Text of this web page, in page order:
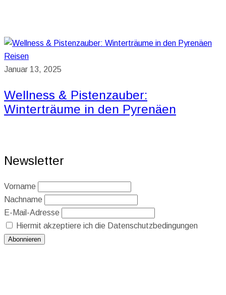
Reisen
Januar 13, 2025
Wellness & Pistenzauber:
Winterträume in den Pyrenäen
Newsletter
Vorname
Nachname
E-Mail-Adresse
Hiermit akzeptiere ich die Datenschutzbedingungen